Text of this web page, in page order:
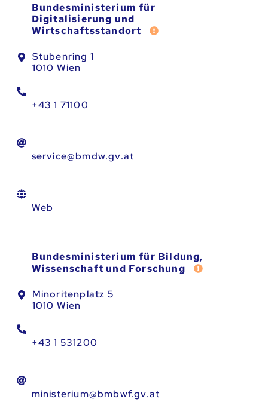
Bundesministerium für
Digitalisierung und
Wirtschaftsstandort
Fehler melden
Stubenring 1
1010 Wien
+43 1 71100
service@bmdw.gv.at
Web
Bundesministerium für Bildung,
Wissenschaft und Forschung
Fehler melden
Minoritenplatz 5
1010 Wien
+43 1 531200
ministerium@bmbwf.gv.at